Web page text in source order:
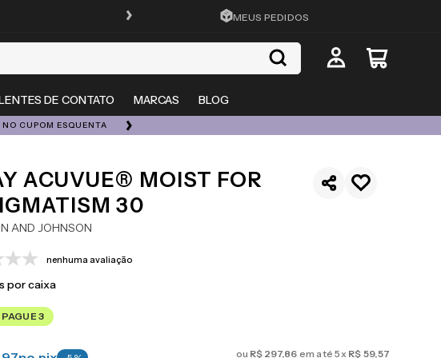
FRETE GRÁTIS EM TODO O SITE
MEUS PEDIDOS
DE CONTATO MARCAS BLOG
CUPOM ESQUENTA
ACUVUE® MOIST FOR
30
AND JOHNSON
nenhuma avaliação
por caixa
3
ou R$ 297,86 em até5x R$ 59,57